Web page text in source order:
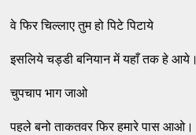
वे फिर चिल्लाए तुम हो पिटे पिटाये
इसलिये चड्डी बनियान में यहाँ तक हे आये।
चुपचाप भाग जाओ
पहले बनो ताकतवर फिर हमारे पास आओ।